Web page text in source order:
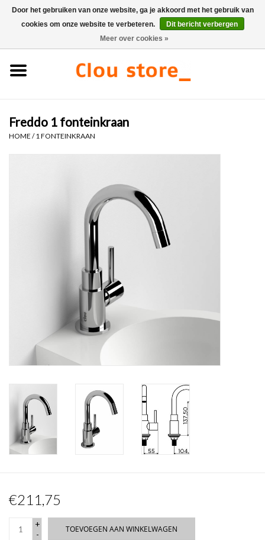
0 Artikelen - €0,00
Fonteinsets
Badkamer accessoires
reserveonderdelen
Freddo 1 fonteinkraan
HOME /1 FONTEINKRAAN
€211,75
+
-
TOEVOEGEN AAN WINKELWAGEN
Door het gebruiken van onze website, ga je akkoord met het gebruik van
cookies om onze website te verbeteren.
Dit bericht verbergen
Meer over cookies »